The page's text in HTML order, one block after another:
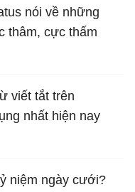
nói về những
thâm, cực thấm
viết tắt trên
nhất hiện nay
niệm ngày cưới?